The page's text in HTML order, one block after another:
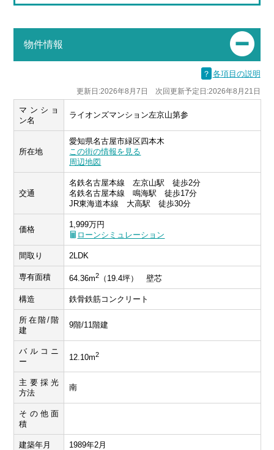
物件情報
？ 各項目の説明
更新日:2026年8月7日 次回更新予定日:2026年8月21日
マンショ
ン名
ライオンズマンション左京山第参
所在地
愛知県名古屋市緑区四本木
この街の情報を見る
周辺地図
交通
名鉄名古屋本線 左京山駅 徒歩2分
名鉄名古屋本線 鳴海駅 徒歩17分
JR東海道本線 大高駅 徒歩30分
価格
1,999万円
ローンシミュレーション
間取り 2LDK
専有面積 64.36m2 （19.4坪） 壁芯
構造 鉄骨鉄筋コンクリート
所在階/階
建
9階/11階建
バルコニ
ー
12.10m2
主要採光
方法
南
その他面
積
建築年月 1989年2月